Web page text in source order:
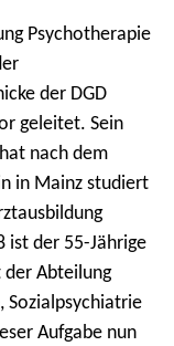
Psychotherapie
der DGD
geleitet. Sein
nach dem
in Mainz studiert
ist der 55-Jährige
der Abteilung
Sozialpsychiatrie
Aufgabe nun